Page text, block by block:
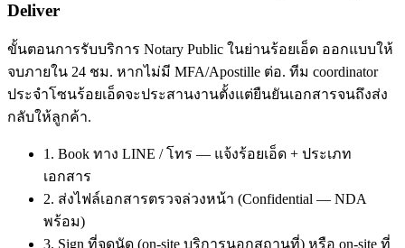
Deliver
ขั้นตอนการรับบริการ Notary Public ในย่านร้อยเอ็ด ออกแบบให้
จบภายใน 24 ชม. หากไม่มี MFA/Apostille ต่อ. ทีม coordinator
ประจำโซนร้อยเอ็ดจะประสานงานตั้งแต่ยืนยันเอกสารจนถึงส่ง
กลับให้ลูกค้า.
1. Book ทาง LINE / โทร — แจ้งร้อยเอ็ด + ประเภท
เอกสาร
2. ส่งไฟล์เอกสารตรวจล่วงหน้า (Confidential — NDA
พร้อม)
3. Sign ที่จุดนัด (on-site บริการนอกสถานที่) หรือ on-site ที่